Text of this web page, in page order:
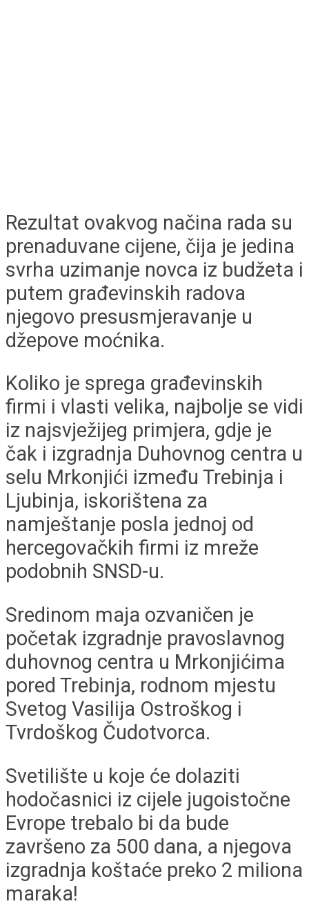
Rezultat ovakvog načina rada su
prenaduvane cijene, čija je jedina
svrha uzimanje novca iz budžeta i
putem građevinskih radova
njegovo presusmjeravanje u
džepove moćnika.
Koliko je sprega građevinskih
firmi i vlasti velika, najbolje se vidi
iz najsvježijeg primjera, gdje je
čak i izgradnja Duhovnog centra u
selu Mrkonjići između Trebinja i
Ljubinja, iskorištena za
namještanje posla jednoj od
hercegovačkih firmi iz mreže
podobnih SNSD-u.
Sredinom maja ozvaničen je
početak izgradnje pravoslavnog
duhovnog centra u Mrkonjićima
pored Trebinja, rodnom mjestu
Svetog Vasilija Ostroškog i
Tvrdoškog Čudotvorca.
Svetilište u koje će dolaziti
hodočasnici iz cijele jugoistočne
Evrope trebalo bi da bude
završeno za 500 dana, a njegova
izgradnja koštaće preko 2 miliona
maraka!